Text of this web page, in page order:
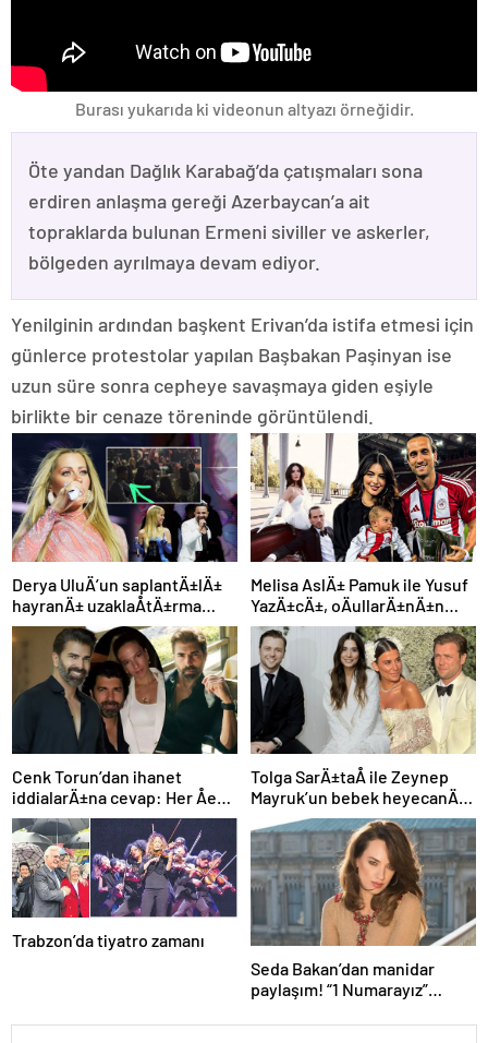
Burası yukarıda ki videonun altyazı örneğidir.
Öte yandan Dağlık Karabağ’da çatışmaları sona
erdiren anlaşma gereği Azerbaycan’a ait
topraklarda bulunan Ermeni siviller ve askerler,
bölgeden ayrılmaya devam ediyor.
Yenilginin ardından başkent Erivan’da istifa etmesi için
günlerce protestolar yapılan Başbakan Paşinyan ise
uzun süre sonra cepheye savaşmaya giden eşiyle
birlikte bir cenaze töreninde görüntülendi.
Derya UluÄ’un saplantÄ±lÄ±
hayranÄ± uzaklaÅtÄ±rma
kararÄ±nÄ± hiÃ§e saydÄ±,
Ã¶n sÄ±radan konseri izledi
Melisa AslÄ± Pamuk ile Yusuf
YazÄ±cÄ±, oÄullarÄ±nÄ±n
yÃ¼zÃ¼nÃ¼ ilk kez
gÃ¶sterdi
Cenk Torun’dan ihanet
iddialarÄ±na cevap: Her Åey
ortaya Ã§Ä±kacak
Tolga SarÄ±taÅ ile Zeynep
Mayruk’un bebek heyecanÄ±:
Cinsiyetini aÃ§Ä±kladÄ±lar
Trabzon’da tiyatro zamanı
Seda Bakan’dan manidar
paylaşım! “1 Numarayız”
gönderme gündeme bomba